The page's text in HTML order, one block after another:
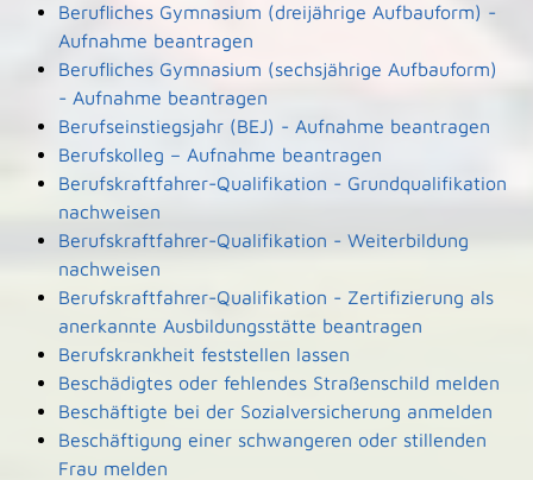
Berufliches Gymnasium (dreijährige Aufbauform) -
Aufnahme beantragen
Berufliches Gymnasium (sechsjährige Aufbauform)
- Aufnahme beantragen
Berufseinstiegsjahr (BEJ) - Aufnahme beantragen
Berufskolleg – Aufnahme beantragen
Berufskraftfahrer-Qualifikation - Grundqualifikation
nachweisen
Berufskraftfahrer-Qualifikation - Weiterbildung
nachweisen
Berufskraftfahrer-Qualifikation - Zertifizierung als
anerkannte Ausbildungsstätte beantragen
Berufskrankheit feststellen lassen
Beschädigtes oder fehlendes Straßenschild melden
Beschäftigte bei der Sozialversicherung anmelden
Beschäftigung einer schwangeren oder stillenden
Frau melden